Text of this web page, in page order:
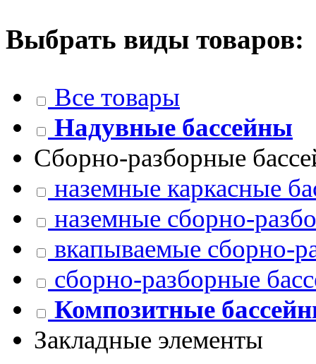
Выбрать виды товаров:
Все товары
Надувные бассейны
Сборно-разборные
наземные каркасные
наземные сборно-
вкапываемые сборно-
сборно-разборные
Композитные
Закладные элементы